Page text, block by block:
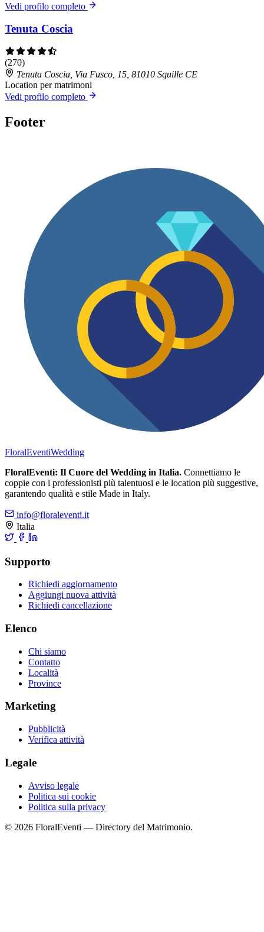
Vedi profilo completo
Tenuta Coscia
(270)
Tenuta Coscia, Via Fusco, 15, 81010 Squille CE
Location per matrimoni
Vedi profilo completo
Footer
FloralEventiWedding
FloralEventi: Il Cuore del Wedding in Italia. Connettiamo le
coppie con i professionisti più talentuosi e le location più suggestive,
garantendo qualità e stile Made in Italy.
info@floraleventi.it
Italia
Supporto
Richiedi aggiornamento
Aggiungi nuova attività
Richiedi cancellazione
Elenco
Chi siamo
Contatto
Località
Province
Marketing
Pubblicità
Verifica attività
Legale
Avviso legale
Politica sui cookie
Politica sulla privacy
© 2026 FloralEventi — Directory del Matrimonio.